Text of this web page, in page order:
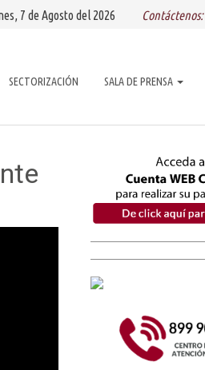
, 7 de Agosto del 2026 Contáctenos:
SECTORIZACIÓN SALA DE PRENSA